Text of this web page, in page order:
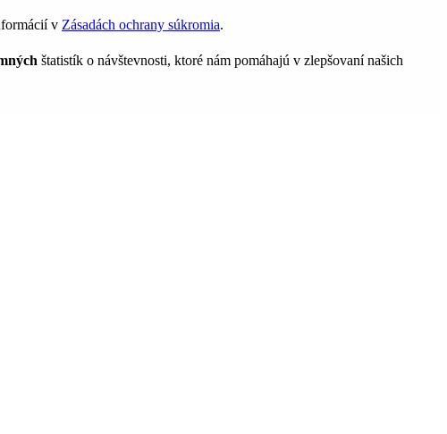
v Zásadách ochrany súkromia.
štatistík o návštevnosti, ktoré nám pomáhajú v zlepšovaní našich